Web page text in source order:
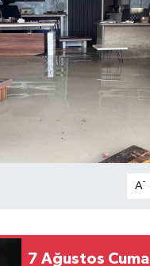
A-
7 Ağustos Cuma